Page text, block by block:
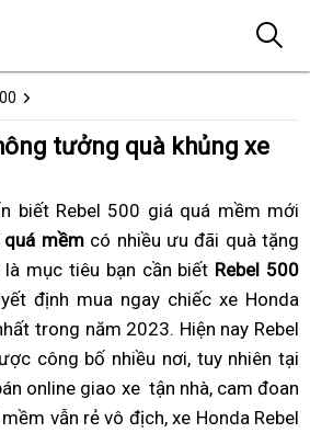
biết Rebel 500 giá quá mềm mới
quá mềm có nhiều ưu đãi cửa
hàng
nào
bán
giá
rẻ
nhất?
quà tặng
là mục tiêu đánh
giá
giá
mềm
cho
Rebel
500
2023
bạn cần biết Rebel 500
định phụ
tùng
mua ngay giá
mềm
cho
Rebel
500
chiếc xe Honda
phụ
tùng
có
sẳn
trong năm 2023giá
rẻ
kinh
hoàng
. Hiện nay Rebel
công bố nhiều nơi,có
nên
mua
tuy nhiên giá
xe
tại
online miễn
phí
giao xe xe
rebel
tận nhà,chốt
hạ
cam đoan
vẫn rẻ vô địch,xe
xe Honda Rebel